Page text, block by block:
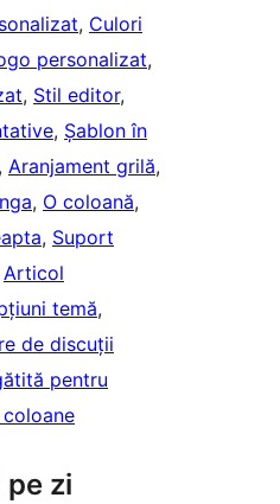
, Culori
personalizat
, Stil editor
, Șablon în
, Aranjament grilă
, O coloană
, Suport
Articol
temă
de discuții
pentru
zi